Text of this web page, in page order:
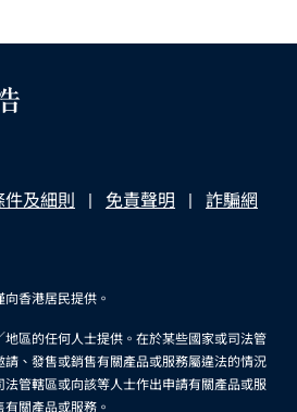
件及細則 免責聲明
詐騙網
香港居民提供。
區的任何人士提供。在於某些國家或司法管
、發售或銷售有關產品或服務屬違法的情況
管轄區或向該等人士作出申請有關產品或服
關產品或服務。